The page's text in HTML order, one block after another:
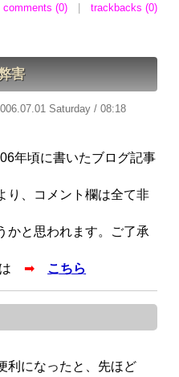
comments (0)| trackbacks (0)
害
Saturday / 08:18
年頃に書いたブログ記事
り、コメント欄は全て非
かと思われます。ご了承
は ➡ こちら
利になったと、先ほど